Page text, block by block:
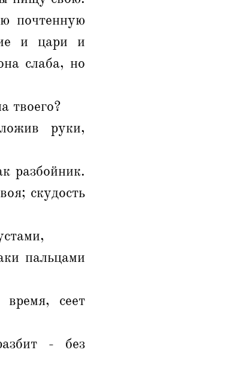
почтенную
и цари и
слаба, но
твоего?
руки,
разбойник.
скудость
пальцами
сеет
- без